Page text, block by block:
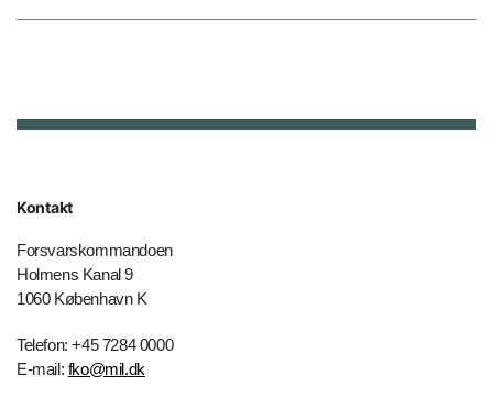
Kontakt
Forsvarskommandoen
Holmens Kanal 9
1060 København K
Telefon: +45 7284 0000
E-mail: fko@mil.dk